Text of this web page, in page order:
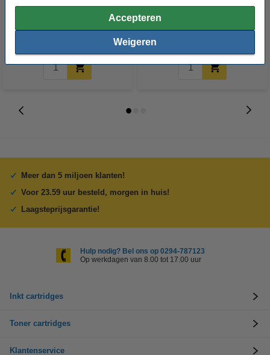
Accepteren
Weigeren
€ 14,95 Incl. 21% btw € 7,25 Incl. 21% btw
Meer dan 5 miljoen klanten!
Voor 23.59 uur besteld, morgen in huis!
Laagsteprijsgarantie!
Hulp nodig? Bel ons op 0294-787123
Op werkdagen van 8.00 tot 17.00 uur
Inkt cartridges
Toner cartridges
Klantenservice